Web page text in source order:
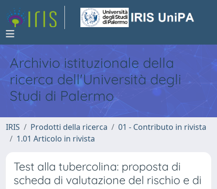
Archivio istituzionale della
ricerca dell'Università degli
Studi di Palermo
IRIS Prodotti della ricerca
01 - Contributo in rivista
1.01 Articolo in rivista
Test alla tubercolina: proposta di
scheda di valutazione del rischio e di